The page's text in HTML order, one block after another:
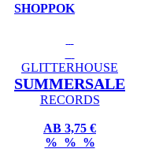
SHOPPOK
GLITTERHOUSE
SUMMERSALE
RECORDS
AB 3,75 €
% % %